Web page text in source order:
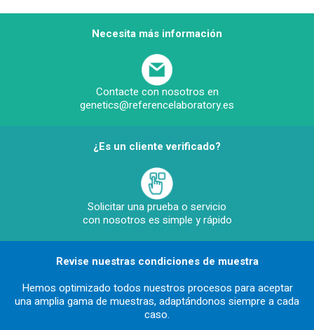
Necesita más información
Contacte con nosotros en
genetics@referencelaboratory.es
¿Es un cliente verificado?
Solicitar una prueba o servicio
con nosotros es simple y rápido
Revise nuestras condiciones de muestra
Hemos optimizado todos nuestros procesos para aceptar
una amplia gama de muestras, adaptándonos siempre a cada
caso.